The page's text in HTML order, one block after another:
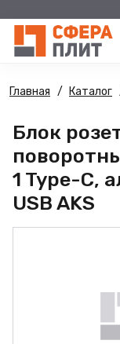
Главная Каталог
Блок
1 Type-C,
USB AKS